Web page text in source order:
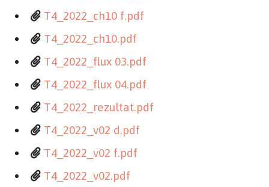
T4_2022_ch10 f.pdf
T4_2022_ch10.pdf
T4_2022_flux 03.pdf
T4_2022_flux 04.pdf
T4_2022_rezultat.pdf
T4_2022_v02 d.pdf
T4_2022_v02 f.pdf
T4_2022_v02.pdf